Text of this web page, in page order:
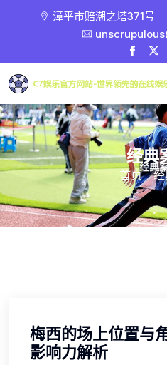
漳平市赔潮之塔371号
经典
首页 -经
梅西的场上位置与
影响力解析